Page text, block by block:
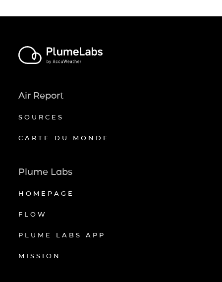
Air Report
SOURCES
CARTE DU MONDE
Plume Labs
HOMEPAGE
FLOW
PLUME LABS APP
MISSION